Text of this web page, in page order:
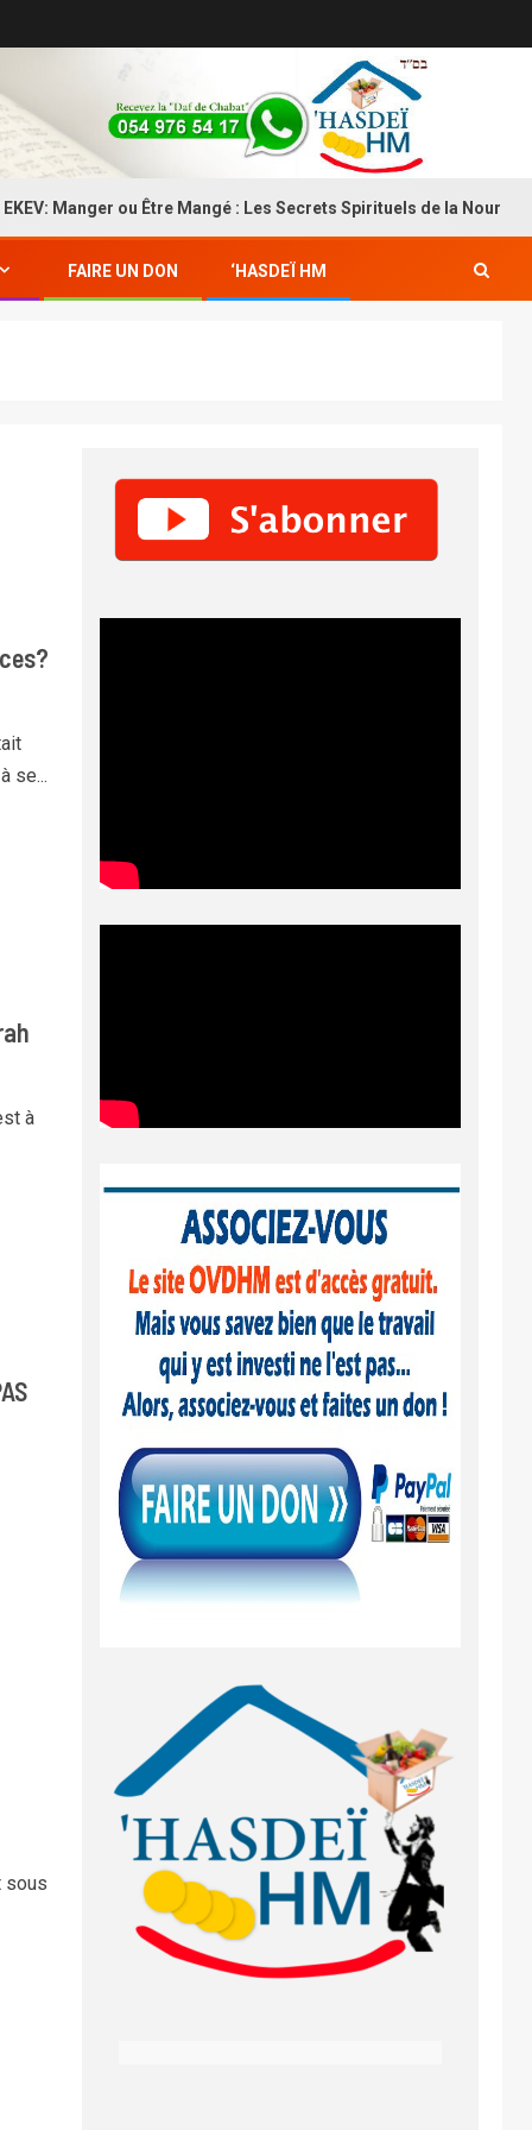
ou Être Mangé : Les Secrets Spirituels de la Nourriture
FAIRE UN DON ‘HASDEÏ HM
se...
à
sous